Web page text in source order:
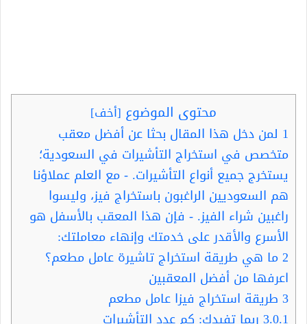
محتوى الموضوع [أخف]
1 لمن دخل هذا المقال بحثا عن أفضل معقب
متخصص في استخراج التأشيرات في السعودية؛
يستخرج جميع أنواع التأشيرات. - مع العلم عملاؤنا
هم السعوديين الراغبون باستخراج فيز، وليسوا
راغبين شراء الفيز. - فإن هذا المعقب بالأسفل هو
الأسرع والأقدر على خدمتك وإنهاء معاملتك:
2ما هي طريقة استخراج تاشيرة عامل مطعم؟
اعرفها من أفضل المعقبين
3 طريقة استخراج فيزا عامل مطعم
3.0.1 ربما تفيدك: كم عدد التأشيرات